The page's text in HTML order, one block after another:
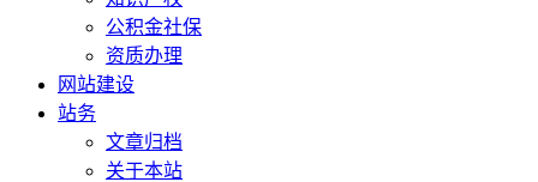
公积金社保
资质办理
网站建设
站务
文章归档
关于本站